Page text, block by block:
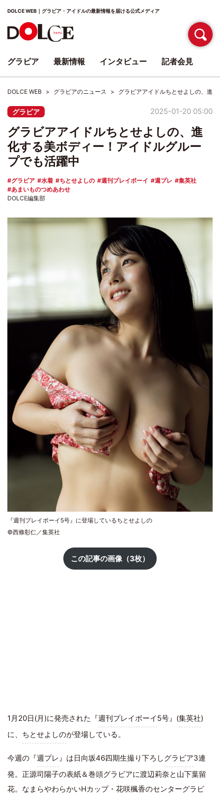
DOLCE WEB｜グラビア・アイドルの最新情報を届ける公式メディア
DOLCE WEB グラビアのニュース グラビアアイドルちとせよしの、進
グラビア 2025-01-20 05:00
グラビアアイドルちとせよしの、進
化する美ボディー！アイドルグルー
プでも活躍中
グラビア 水着 ちとせよしの 週刊プレイボーイ 週プレ
集英社
あまいものつめあわせ
DOLCE編集部
『週刊プレイボーイ5号』に登場しているちとせよしの
©西條彰仁／集英社
この記事の画像（3枚）
1月20日(月)に発売された『週刊プレイボーイ5号』(集英社)
に、 ちとせよしのが登場している。
今週の『週プレ 』は日向坂46四期生撮り下ろしグラビア3連
発。正源司陽子の表紙＆巻頭グラビアに渡辺莉奈と山下葉留
花。なまらやわらかいHカップ・花咲楓香のセンターグラビ
グラビア 最新情報 インタビュー 記者会見